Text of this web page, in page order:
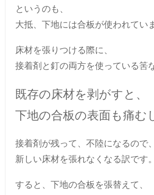
というのも、
大抵、下地には合板が使われてい
床材を張りつける際に、
接着剤と釘の両方を使っている筈
既存の床材を剥がすと、
下地の合板の表面も痛む
接着剤が残って、不陸になるので、
新しい床材を張れなくなる訳です。
すると、下地の合板を張替えて、